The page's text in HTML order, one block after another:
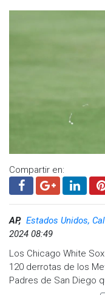
Manuel Kirk, padre
cachara a Aranda.
La escena de ayer en
reconocimiento
compartida contra los
ciudades más
Aranda, padre de
vía para mantener a
pensamos que llegaría
alejarlo de la calle”,
Compartir en:
AP, Estados Unidos,
2024 08:49
Los Chicago White
120 derrotas de los
Padres de San Diego